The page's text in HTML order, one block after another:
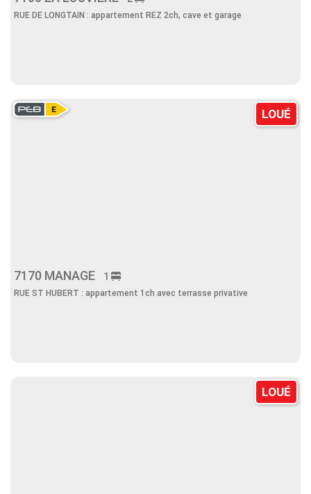
RUE DE LONGTAIN : appartement REZ 2ch, cave et garage
LOUÉ
7170 MANAGE 1
RUE ST HUBERT : appartement 1ch avec terrasse privative
LOUÉ